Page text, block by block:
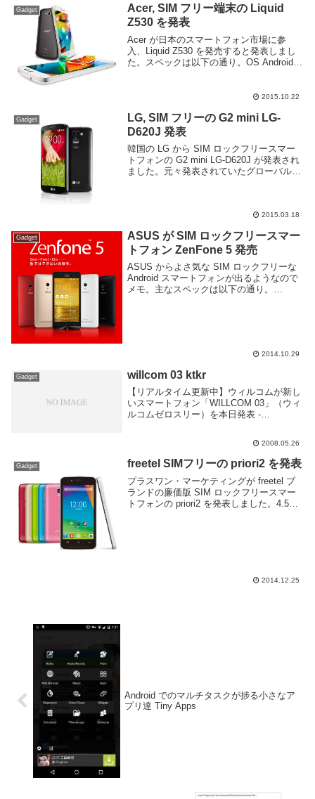
Gadget
Acer, SIM フリー端末の Liquid
Z530 を発表
Acer が日本のスマートフォン市場に参
入、Liquid Z530 を発売すると発表しまし
た。スペックは以下の通り。OS Android
2015.10.22
Gadget
LG, SIM フリーの G2 mini LG-
D620J 発表
韓国の LG から SIM ロックフリースマー
トフォンの G2 mini LG-D620J が発表され
ました。元々発表されていたグローバルモ
2015.03.18
Gadget
ASUS が SIM ロックフリースマー
トフォン ZenFone 5 発売
ASUS からよさ気な SIM ロックフリーな
Android スマートフォンが出るようなので
メモ。主なスペックは以下の通り。
2014.10.29
Gadget willcom 03 ktkr
【リアルタイム更新中】ウィルコムが新し
いスマートフォン「WILLCOM 03」（ウィ
ルコムゼロスリー）を本日発表 -
2008.05.26
Gadget freetel SIMフリーの priori2 を発表
プラスワン・マーケティングが freetel ブ
ランドの廉価版 SIM ロックフリースマー
トフォンの priori2 を発表しました。4.5イ
2014.12.25
Android でのマルチタスクが捗る小さなア
プリ達 Tiny Apps